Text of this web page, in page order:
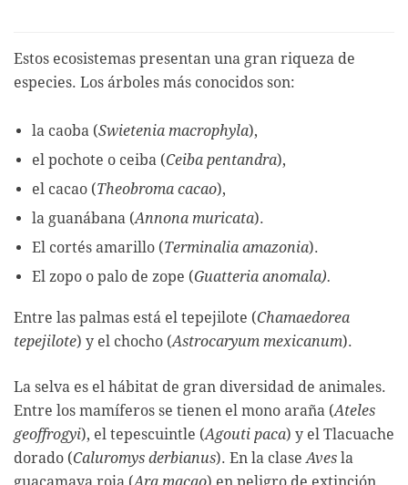
Estos ecosistemas presentan una gran riqueza de
especies. Los árboles más conocidos son:
la caoba (Swietenia macrophyla),
el pochote o ceiba (Ceiba pentandra),
el cacao (Theobroma cacao),
la guanábana (Annona muricata).
El cortés amarillo (Terminalia amazonia).
El zopo o palo de zope (Guatteria anomala).
Entre las palmas está el tepejilote (Chamaedorea
tepejilote) y el chocho (Astrocaryum mexicanum).
La selva es el hábitat de gran diversidad de animales.
Entre los mamíferos se tienen el mono araña (Ateles
geoffrogyi), el tepescuintle (Agouti paca) y el Tlacuache
dorado (Caluromys derbianus). En la clase Aves la
guacamaya roja (Ara macao) en peligro de extinción